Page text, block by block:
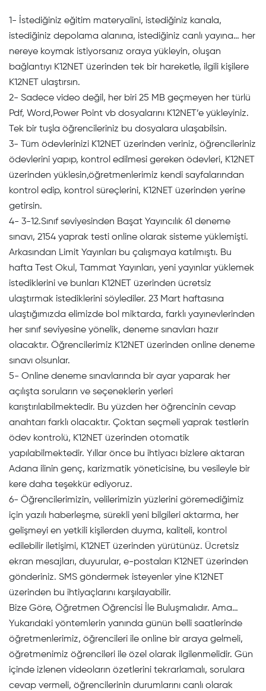
1- İstediğiniz eğitim materyalini, istediğiniz kanala,
istediğiniz depolama alanına, istediğiniz canlı yayına… her
nereye koymak istiyorsanız oraya yükleyin, oluşan
bağlantıyı K12NET üzerinden tek bir hareketle, ilgili kişilere
K12NET ulaştırsın.
2- Sadece video değil, her biri 25 MB geçmeyen her türlü
Pdf, Word,Power Point vb dosyalarını K12NET’e yükleyiniz.
Tek bir tuşla öğrencileriniz bu dosyalara ulaşabilsin.
3- Tüm ödevlerinizi K12NET üzerinden veriniz, öğrencileriniz
ödevlerini yapıp, kontrol edilmesi gereken ödevleri, K12NET
üzerinden yüklesin,öğretmenlerimiz kendi sayfalarından
kontrol edip, kontrol süreçlerini, K12NET üzerinden yerine
getirsin.
4- 3-12.Sınıf seviyesinden Başat Yayıncılık 61 deneme
sınavı, 2154 yaprak testi online olarak sisteme yüklemişti.
Arkasından Limit Yayınları bu çalışmaya katılmıştı. Bu
hafta Test Okul, Tammat Yayınları, yeni yayınlar yüklemek
istediklerini ve bunları K12NET üzerinden ücretsiz
ulaştırmak istediklerini söylediler. 23 Mart haftasına
ulaştığımızda elimizde bol miktarda, farklı yayınevlerinden
her sınıf seviyesine yönelik, deneme sınavları hazır
olacaktır. Öğrencilerimiz K12NET üzerinden online deneme
sınavı olsunlar.
5- Online deneme sınavlarında bir ayar yaparak her
açılışta soruların ve seçeneklerin yerleri
karıştırılabilmektedir. Bu yüzden her öğrencinin cevap
anahtarı farklı olacaktır. Çoktan seçmeli yaprak testlerin
ödev kontrolü, K12NET üzerinden otomatik
yapılabilmektedir. Yıllar önce bu ihtiyacı bizlere aktaran
Adana ilinin genç, karizmatik yöneticisine, bu vesileyle bir
kere daha teşekkür ediyoruz.
6- Öğrencilerimizin, velilerimizin yüzlerini göremediğimiz
için yazılı haberleşme, sürekli yeni bilgileri aktarma, her
gelişmeyi en yetkili kişilerden duyma, kaliteli, kontrol
edilebilir iletişimi, K12NET üzerinden yürütünüz. Ücretsiz
ekran mesajları, duyurular, e-postaları K12NET üzerinden
gönderiniz. SMS göndermek isteyenler yine K12NET
üzerinden bu ihtiyaçlarını karşılayabilir.
Bize Göre, Öğretmen Öğrencisi İle Buluşmalıdır. Ama…
Yukarıdaki yöntemlerin yanında günün belli saatlerinde
öğretmenlerimiz, öğrencileri ile online bir araya gelmeli,
öğretmenimiz öğrencileri ile özel olarak ilgilenmelidir. Gün
içinde izlenen videoların özetlerini tekrarlamalı, sorulara
cevap vermeli, öğrencilerinin durumlarını canlı olarak